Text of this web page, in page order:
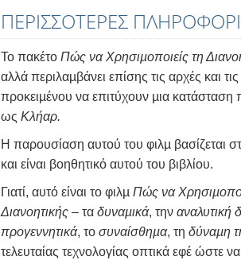
ΠΕΡΙΣΣΟΤΕΡΕΣ
Το πακέτο Πώς να Χρησιµοποιείς τη
αλλά περιλαµβάνει επίσης τις αρχές και
προκειµένου να επιτύχουν µια
ως Κλήαρ.
Η παρουσίαση αυτού του φιλµ βασίζεται
και είναι βοηθητικό αυτού του βιβλίου.
Γιατί, αυτό είναι το φιλµ Πώς να
Διανοητικής – τα δυναµικά, την αναλυτική
προγεννητικά, το συναίσθηµα, τη δύναµη
τελευταίας τεχνολογίας οπτικά εφέ ώστε